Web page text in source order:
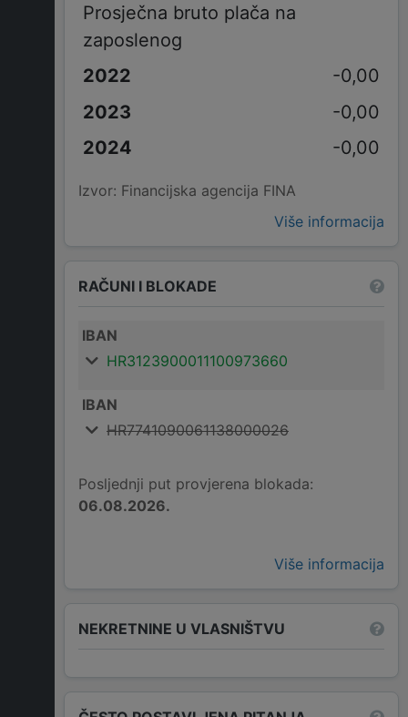
Prosječna bruto plača na
zaposlenog
-0,00
-0,00
-0,00
Izvor: Financijska agencija FINA
Više informacija
RAČUNI I BLOKADE
IBAN
HR3123900011100973660
IBAN
HR7741090061138000026
Posljednji put provjerena blokada:
06.08.2026.
Više informacija
NEKRETNINE U VLASNIŠTVU